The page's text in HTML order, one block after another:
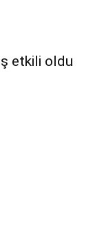
etkili oldu